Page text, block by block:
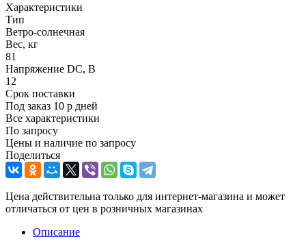
Характеристики
Тип
Ветро-солнечная
Вес, кг
81
Напряжение DC, В
12
Срок поставки
Под заказ 10 р дней
Все характеристики
По запросу
Цены и наличие по запросу
Поделиться
Цена действительна только для интернет-магазина и может
отличаться от цен в розничных магазинах
Описание